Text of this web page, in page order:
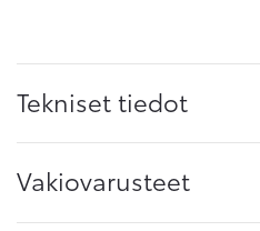
Tekniset tiedot
Vakiovarusteet